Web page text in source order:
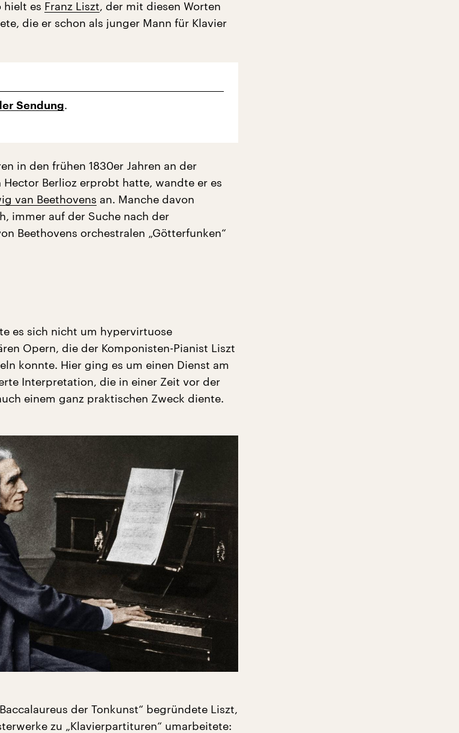
hielt es Franz Liszt, der mit diesen Worten
die er schon als junger Mann für Klavier
Sendung.
in den frühen 1830er Jahren an der
Hector Berlioz erprobt hatte, wandte er es
van Beethovens an. Manche davon
immer auf der Suche nach der
Beethovens orchestralen „Götterfunken“
es sich nicht um hypervirtuose
Opern, die der Komponisten-Pianist Liszt
konnte. Hier ging es um einen Dienst am
Interpretation, die in einer Zeit vor der
einem ganz praktischen Zweck diente.
der Tonkunst“ begründete Liszt,
zu „Klavierpartituren“ umarbeitete: